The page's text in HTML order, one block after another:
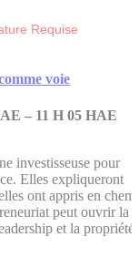
Requise
voie
– 11 H 05 HAE
investisseuse pour
Elles expliqueront
ont appris en
peut ouvrir la
et la propriété.